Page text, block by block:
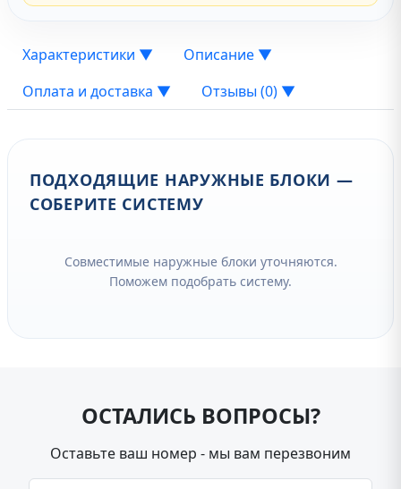
Характеристики ▼ Описание ▼
Оплата и доставка ▼ Отзывы (0) ▼
ПОДХОДЯЩИЕ НАРУЖНЫЕ БЛОКИ —
СОБЕРИТЕ СИСТЕМУ
Совместимые наружные блоки уточняются.
Поможем подобрать систему.
ОСТАЛИСЬ ВОПРОСЫ?
Оставьте ваш номер - мы вам перезвоним